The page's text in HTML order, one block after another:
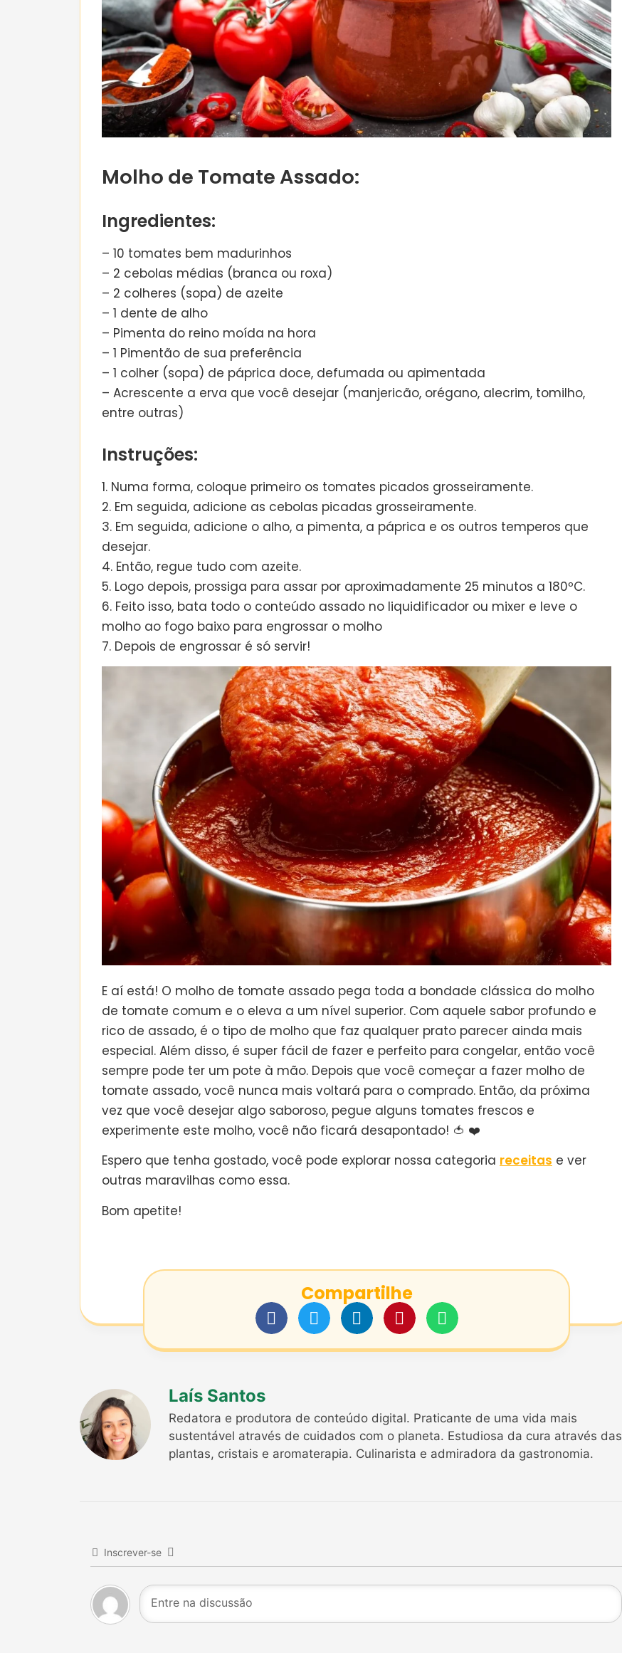
Molho de Tomate Assado:
Ingredientes:
– 10 tomates bem madurinhos
– 2 cebolas médias (branca ou roxa)
– 2 colheres (sopa) de azeite
– 1 dente de alho
– Pimenta do reino moída na hora
– 1 Pimentão de sua preferência
– 1 colher (sopa) de páprica doce, defumada ou apimentada
– Acrescente a erva que você desejar (manjericão, orégano, alecrim, tomilho,
entre outras)
Instruções:
1. Numa forma, coloque primeiro os tomates picados grosseiramente.
2. Em seguida, adicione as cebolas picadas grosseiramente.
3. Em seguida, adicione o alho, a pimenta, a páprica e os outros temperos que
desejar.
4. Então, regue tudo com azeite.
5. Logo depois, prossiga para assar por aproximadamente 25 minutos a 180ºC.
6. Feito isso, bata todo o conteúdo assado no liquidificador ou mixer e leve o
molho ao fogo baixo para engrossar o molho
7. Depois de engrossar é só servir!
E aí está! O molho de tomate assado pega toda a bondade clássica do molho
de tomate comum e o eleva a um nível superior. Com aquele sabor profundo e
rico de assado, é o tipo de molho que faz qualquer prato parecer ainda mais
especial. Além disso, é super fácil de fazer e perfeito para congelar, então você
sempre pode ter um pote à mão. Depois que você começar a fazer molho de
tomate assado, você nunca mais voltará para o comprado. Então, da próxima
vez que você desejar algo saboroso, pegue alguns tomates frescos e
experimente este molho, você não ficará desapontado! 🍅 ❤️
Espero que tenha gostado, você pode explorar nossa categoria receitas e ver
outras maravilhas como essa.
Bom apetite!
Compartilhe
Laís Santos
Redatora e produtora de conteúdo digital. Praticante de uma vida mais
sustentável através de cuidados com o planeta. Estudiosa da cura através das
plantas, cristais e aromaterapia. Culinarista e admiradora da gastronomia.
Inscrever-se